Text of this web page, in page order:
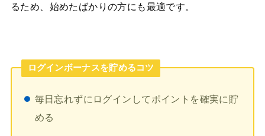
るため、始めたばかりの方にも最適です。
ログインボーナスを貯めるコツ
毎日忘れずにログインしてポイントを確実に貯
める